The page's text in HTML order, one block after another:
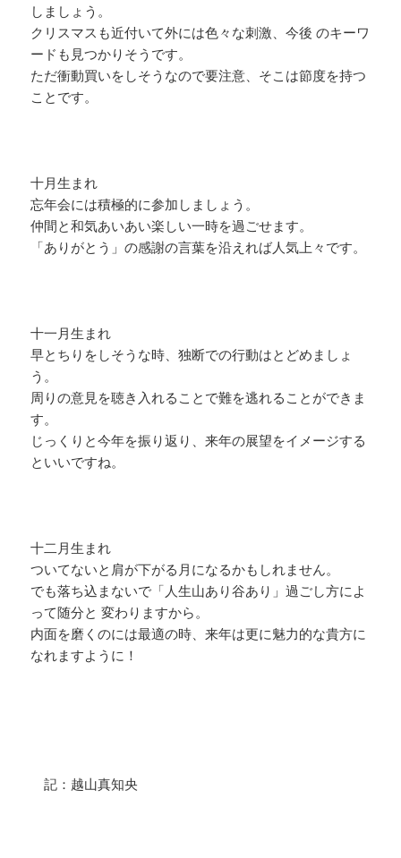
しましょう。
クリスマスも近付いて外には色々な刺激、今後 のキーワ
ードも見つかりそうです。
ただ衝動買いをしそうなので要注意、そこは節度を持つ
ことです。
十月生まれ
忘年会には積極的に参加しましょう。
仲間と和気あいあい楽しい一時を過ごせます。
「ありがとう」の感謝の言葉を沿えれば人気上々です。
十一月生まれ
早とちりをしそうな時、独断での行動はとどめましょ
う。
周りの意見を聴き入れることで難を逃れることができま
す。
じっくりと今年を振り返り、来年の展望をイメージする
といいですね。
十二月生まれ
ついてないと肩が下がる月になるかもしれません。
でも落ち込まないで「人生山あり谷あり」過ごし方によ
って随分と 変わりますから。
内面を磨くのには最適の時、来年は更に魅力的な貴方に
なれますように！
記：越山真知央